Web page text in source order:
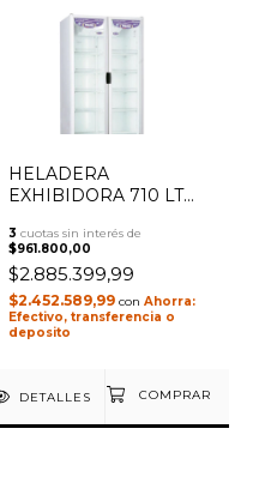
HELADERA
EXHIBIDORA 710 LTS
BLANCO
3 cuotas sin interés de
$961.800,00
$2.885.399,99
$2.452.589,99 con
Efectivo, transferencia o
deposito
DETALLES